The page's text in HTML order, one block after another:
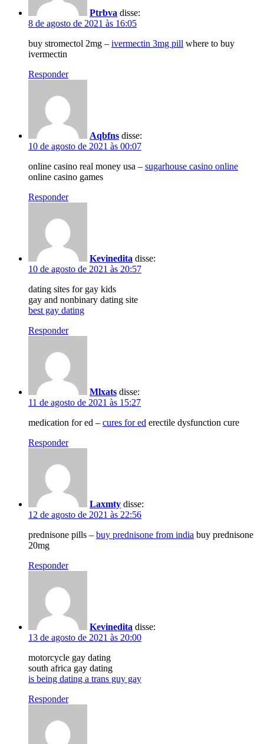
Ptrbva disse:
8 de agosto de 2021 às 16:05
buy stromectol 2mg – ivermectin 3mg pill where to buy
ivermectin
Responder
Aqbfns disse:
10 de agosto de 2021 às 00:07
online casino real money usa – sugarhouse casino online
online casino games
Responder
Kevinedita disse:
10 de agosto de 2021 às 20:57
dating sites for gay kids
gay and nonbinary dating site
best gay dating
Responder
Mlxats disse:
11 de agosto de 2021 às 15:27
medication for ed – cures for ed erectile dysfunction cure
Responder
Laxmty disse:
12 de agosto de 2021 às 22:56
prednisone pills – buy prednisone from india buy prednisone
20mg
Responder
Kevinedita disse:
13 de agosto de 2021 às 20:00
motorcycle gay dating
south africa gay dating
is being dating a trans guy gay
Responder